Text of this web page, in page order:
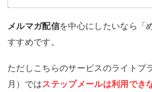
メルマガ配信を中心にしたいなら「
すすめです。
ただしこちらのサービスのライトプ
月）ではステップメールは利用でき